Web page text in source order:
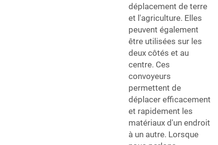
déplacement de terre
et l'agriculture. Elles
peuvent également
être utilisées sur les
deux côtés et au
centre. Ces
convoyeurs
permettent de
déplacer efficacement
et rapidement les
matériaux d'un endroit
à un autre. Lorsque